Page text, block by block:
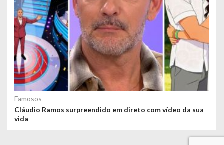
Famosos
Cláudio Ramos surpreendido em direto com vídeo da sua
vida